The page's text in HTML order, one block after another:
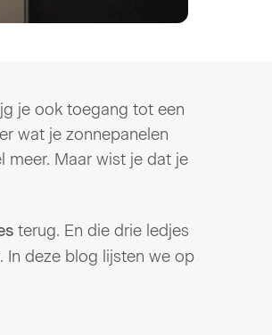
je ook toegang tot een
wat je zonnepanelen
meer. Maar wist je dat je
terug. En die drie ledjes
In deze blog lijsten we op